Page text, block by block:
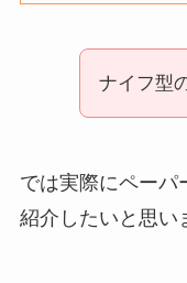
ナイフ型
では実際にペーパ
紹介したいと思い